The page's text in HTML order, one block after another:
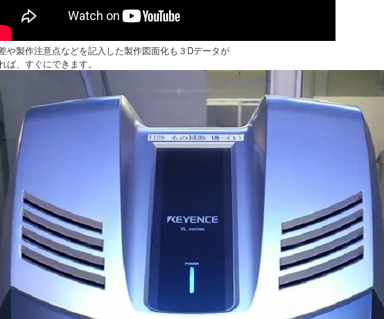
や製作注意点などを記入した製作図面化も３Dデータが
ば、すぐにできます。